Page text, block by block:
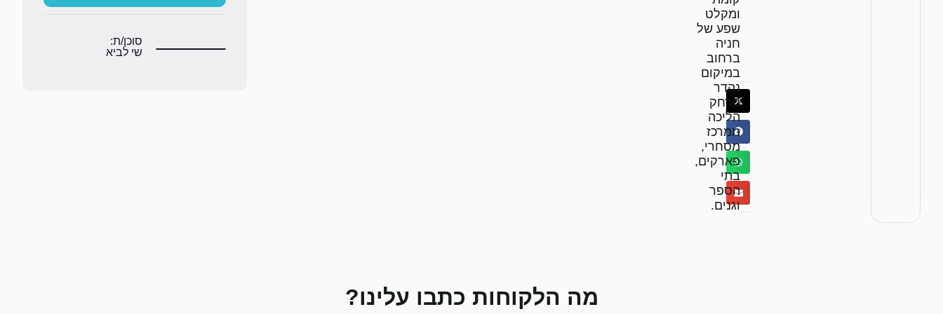
ומקלט
שפע של
חניה
ברחוב
במיקום
נהדר
מרחק
הליכה
ממרכז
מסחרי,
פארקים,
בתי
הספר
וגנים.
סוכן/ת:
שי לביא
מה הלקוחות כתבו עלינו?